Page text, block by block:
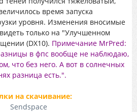
время запуска
уровня. Изменения вносимые
только на "Улучшенном
(DX10). Примечание MrPred:
в фпс вообще не наблюдаю,
что без него. А вот в солнечных
разница есть.".
на скачивание:
Sendspace